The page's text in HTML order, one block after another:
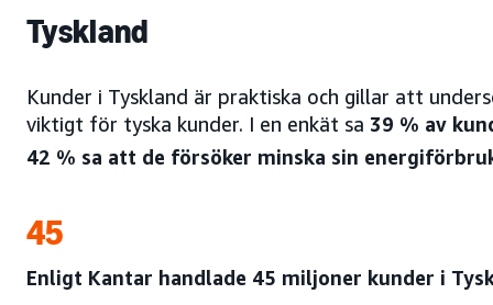
Tyskland
Kunder i Tyskland är praktiska och gillar att
viktigt för tyska kunder. I en enkät sa 39 % av
42 % sa att de försöker minska sin
45
Enligt Kantar handlade 45 miljoner kunder i